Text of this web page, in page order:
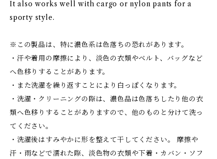
It also works well with cargo or nylon pants for a
sporty style.
※この製品は、特に濃色系は色落ちの恐れがあります。
・汗や着用の摩擦により、淡色の衣類やベルト、バッグなど
へ色移りすることがあります。
・また洗濯を繰り返すことにより白っぽくなります。
・洗濯・クリーニングの際は、濃色品は色落ちしたり他の衣
類へ色移りすることがありますので、他のものと分けて洗っ
てください。
・洗濯後はすみやかに形を整えて干してください。 摩擦や
汗・雨などで濡れた際、淡色物の衣類や下着・カバン・ソフ